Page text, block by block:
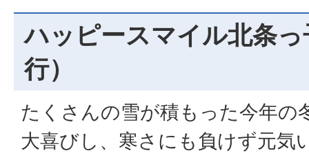
ハッピースマイル北条
行）
たくさんの雪が積もった今年の
大喜びし、寒さにも負けず元気